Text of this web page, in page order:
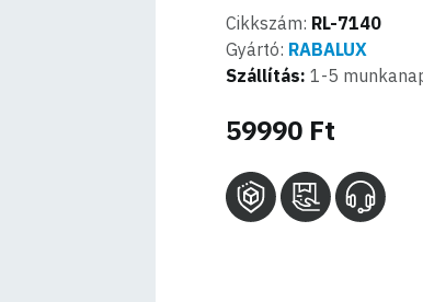
Cikkszám: RL-7140
Gyártó: RABALUX
Szállítás: 1-5
59990 Ft